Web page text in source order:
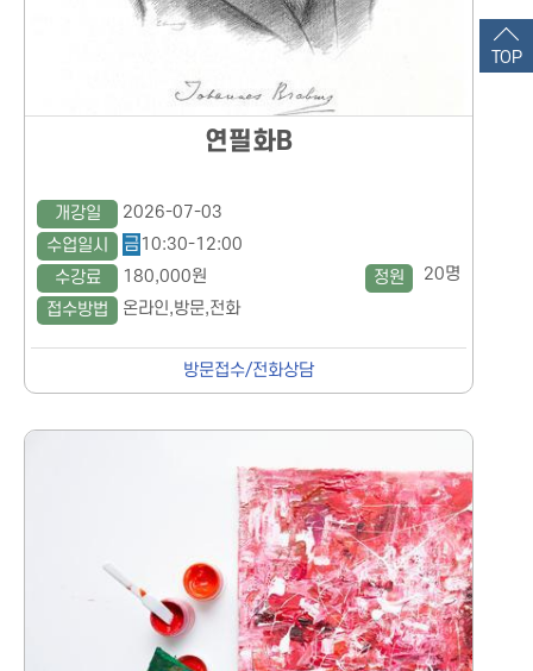
방문접수/전화상담
연필화B
개강일
2026-07-03
수업일시
금10:30-12:00
수강료
180,000원 정원
20명
접수방법
온라인,방문,전화
TOP